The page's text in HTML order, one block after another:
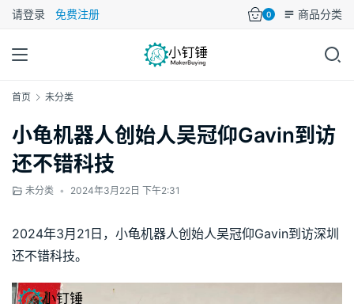
请登录 免费注册 0 商品分类
首页 未分类
小龟机器人创始人吴冠仰Gavin到访
还不错科技
未分类 • 2024年3月22日 下午2:31
2024年3月21日，小龟机器人创始人吴冠仰Gavin到访深圳
还不错科技。